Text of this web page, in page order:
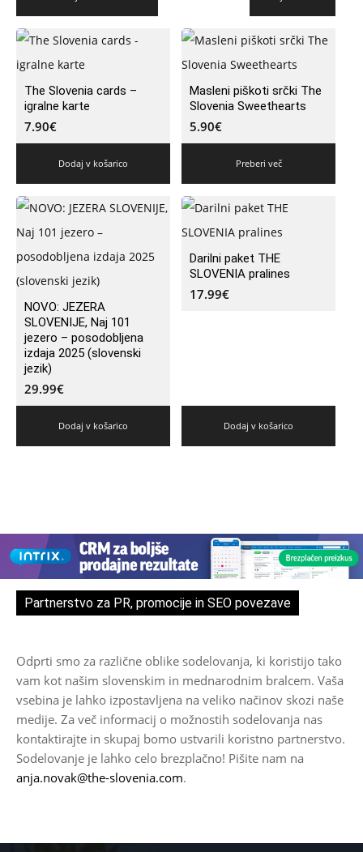
The Slovenia cards –
igralne karte
7.90€
Dodaj v košarico
Masleni piškoti srčki The
Slovenia Sweethearts
5.90€
Preberi več
NOVO: JEZERA
SLOVENIJE, Naj 101
jezero – posodobljena
izdaja 2025 (slovenski
jezik)
29.99€
Dodaj v košarico
Darilni paket THE
SLOVENIA pralines
17.99€
Dodaj v košarico
Partnerstvo za PR, promocije in SEO povezave
Odprti smo za različne oblike sodelovanja, ki koristijo tako
vam kot našim slovenskim in mednarodnim bralcem. Vaša
vsebina je lahko izpostavljena na veliko načinov skozi naše
medije. Za več informacij o možnostih sodelovanja nas
kontaktirajte in skupaj bomo ustvarili koristno partnerstvo.
Sodelovanje je lahko celo brezplačno! Pišite nam na
anja.novak@the-slovenia.com.